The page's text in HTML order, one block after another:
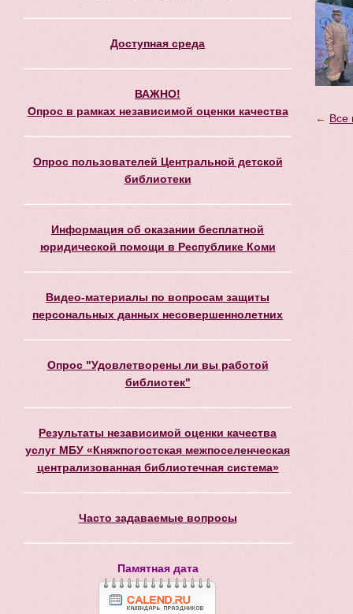
Доступная среда
ВАЖНО!
Опрос в рамках независимой оценки качества
Опрос пользователей Центральной детской
библиотеки
Информация об оказании бесплатной
юридической помощи в Республике Коми
Видео-материалы по вопросам защиты
персональных данных несовершеннолетних
Опрос "Удовлетворены ли вы работой
библиотек"
Результаты независимой оценки качества
услуг МБУ «Княжпогостская межпоселенческая
централизованная библиотечная система»
Часто задаваемые вопросы
Памятная дата
← Все